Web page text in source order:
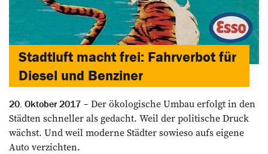
Stadtluft macht frei: Fahrverbot für
Diesel und Benziner
20. Oktober 2017
Der ökologische Umbau erfolgt in den
Städten schneller als gedacht. Weil der politische Druck
wächst. Und weil moderne Städter sowieso aufs eigene
Auto verzichten.